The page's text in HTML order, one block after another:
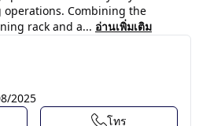
Combining the
rack and a... อ่านเพิ่มเติม
2025
โทร